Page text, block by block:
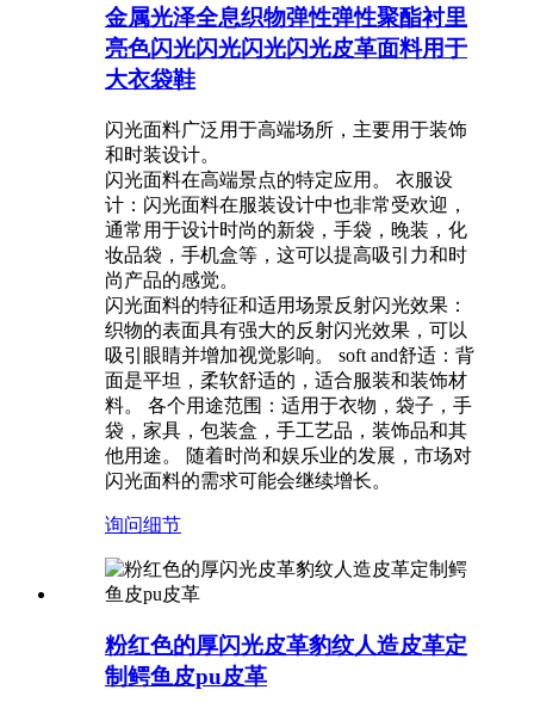
金属光泽全息织物弹性弹性聚酯衬里
亮色闪光闪光闪光闪光皮革面料用于
大衣袋鞋
闪光面料广泛用于高端场所，主要用于装饰
和时装设计。 ‌
闪光面料在高端景点的特定应用。 ‌衣服设
计：闪光面料在服装设计中也非常受欢迎，
通常用于设计时尚的新袋，手袋，晚装，化
妆品袋，手机盒等，这可以提高吸引力和时
尚产品的感觉。 ‌
闪光面料的特征和适用场景‌反射闪光效果：
织物的表面具有强大的反射闪光效果，可以
吸引眼睛并增加视觉影响。 soft and舒适：背
面是平坦，柔软舒适的，适合服装和装饰材
料。 ‌各个用途范围：适用于衣物，袋子，手
袋，家具，包装盒，手工艺品，装饰品和其
他用途。 ‌随着时尚和娱乐业的发展，市场对
闪光面料的需求可能会继续增长。
询问细节
粉红色的厚闪光皮革豹纹人造皮革定
制鳄鱼皮pu皮革